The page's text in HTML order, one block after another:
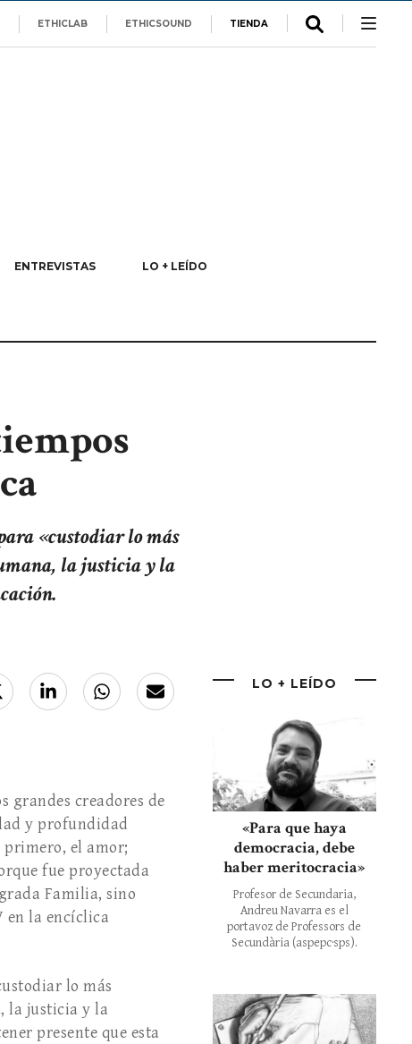
ETHICLAB ETHICSOUND TIENDA
ENTREVISTAS LO + LEÍDO
«custodiar lo más
la justicia y la
grandes creadores de
y profundidad
primero, el amor;
fue proyectada
Familia, sino
en la encíclica
lo más
la justicia y la
presente que esta
LO + LEÍDO
«Para que haya
democracia, debe
haber meritocracia»
Profesor de Secundaria,
Andreu Navarra es el
portavoz de Professors de
Secundària (aspepc·sps).